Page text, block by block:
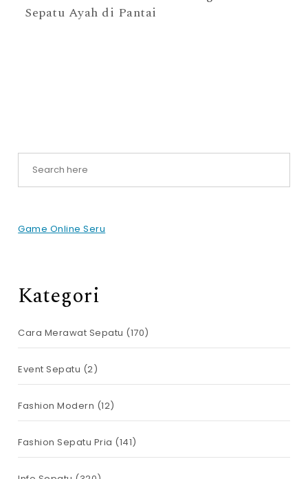
Sepatu Ayah di Pantai
Game Online Seru
Kategori
Cara Merawat Sepatu (170)
Event Sepatu (2)
Fashion Modern (12)
Fashion Sepatu Pria (141)